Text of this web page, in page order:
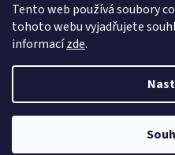
Tento web používá soubory
tohoto webu vyjadřujete
informacízde.
Kontakty